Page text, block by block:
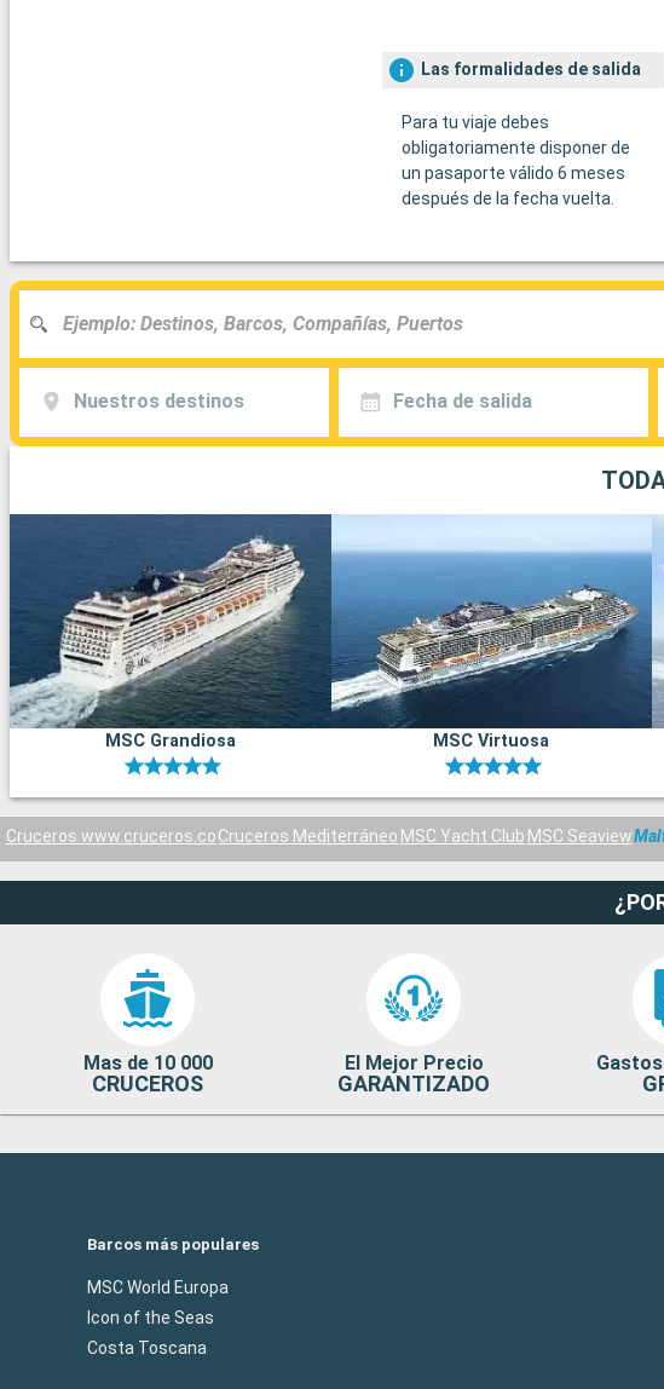
Las formalidades de salida
Para tu viaje debes
obligatoriamente disponer de
un pasaporte válido 6 meses
después de la fecha vuelta.
Nuestros destinos Fecha de salida
MSC Grandiosa MSC Virtuosa
Cruceros www.cruceros.coCruceros Mediterráneo MSC Yacht Club MSC Seaview
Mas de 10 000
CRUCEROS
El Mejor Precio
GARANTIZADO
Barcos más populares
MSC World Europa
Icon of the Seas
Costa Toscana